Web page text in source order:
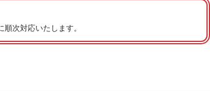
次対応いたします。